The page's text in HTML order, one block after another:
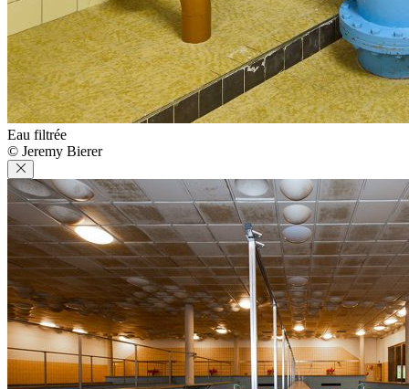
Eau filtrée
© Jeremy Bierer